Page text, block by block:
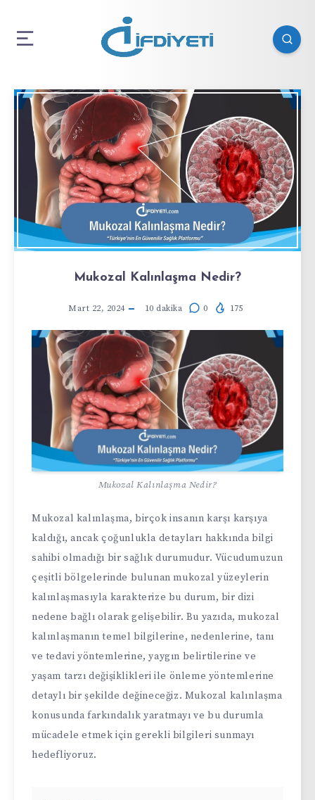
Mukozal Kalınlaşma Nedir?
Mart 22, 2024 10 dakika 0 175
Mukozal Kalınlaşma Nedir?
Mukozal kalınlaşma, birçok insanın karşı karşıya
kaldığı, ancak çoğunlukla detayları hakkında bilgi
sahibi olmadığı bir sağlık durumudur. Vücudumuzun
çeşitli bölgelerinde bulunan mukozal yüzeylerin
kalınlaşmasıyla karakterize bu durum, bir dizi
nedene bağlı olarak gelişebilir. Bu yazıda, mukozal
kalınlaşmanın temel bilgilerine, nedenlerine, tanı
ve tedavi yöntemlerine, yaygın belirtilerine ve
yaşam tarzı değişiklikleri ile önleme yöntemlerine
detaylı bir şekilde değineceğiz. Mukozal kalınlaşma
konusunda farkındalık yaratmayı ve bu durumla
mücadele etmek için gerekli bilgileri sunmayı
hedefliyoruz.